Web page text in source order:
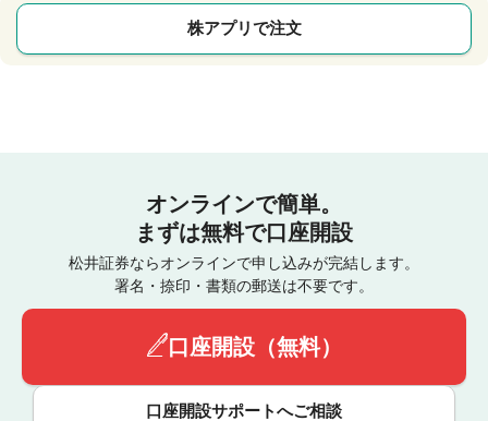
株アプリで注文
オンラインで簡単。
まずは無料で口座開設
松井証券ならオンラインで申し込みが完結します。
署名・捺印・書類の郵送は不要です。
口座開設（無料）
口座開設サポートへご相談